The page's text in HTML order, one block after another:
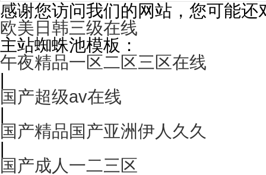
感谢您访问我们的网站，您可能还
欧美日韩三级在线
主站蜘蛛池模板：
午夜精品一区二区三区在线
|
国产超级av在线
|
国产精品国产亚洲伊人久久
|
国产成人一二三区